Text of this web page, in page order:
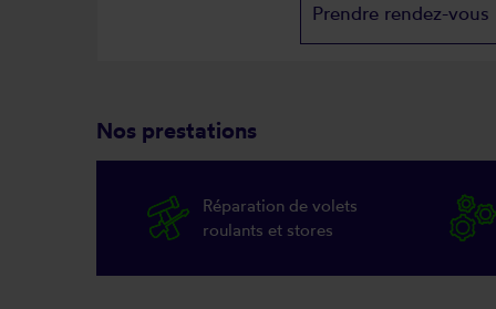
Prendre rendez-vous
Nos prestations
Réparation de volets
roulants et stores